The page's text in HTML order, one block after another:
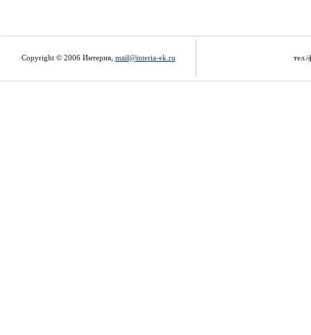
Copyright © 2006 Интерия, mail@interia-ek.ru